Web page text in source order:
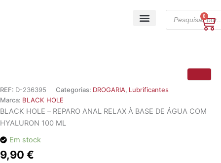
search
0
REF: D-236395 Categorias: DROGARIA, Lubrificantes
Marca: BLACK HOLE
BLACK HOLE – REPARO ANAL RELAX À BASE DE ÁGUA COM
HYALURON 100 ML
Em stock
9,90 €